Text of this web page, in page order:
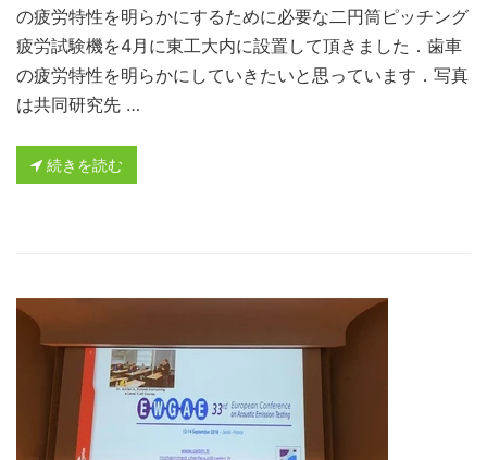
の疲労特性を明らかにするために必要な二円筒ピッチング
疲労試験機を4月に東工大内に設置して頂きました．歯車
の疲労特性を明らかにしていきたいと思っています．写真
は共同研究先 …
続きを読む